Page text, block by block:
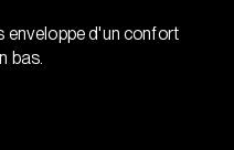
enveloppe d'un confort
bas.